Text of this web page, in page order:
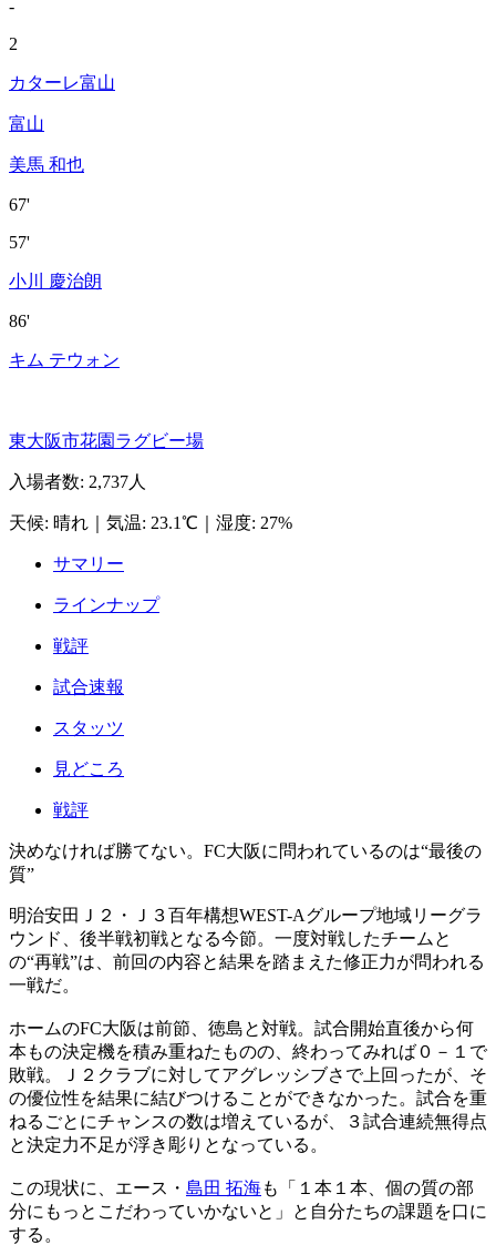
-
2
カターレ富山
富山
美馬 和也
67'
57'
小川 慶治朗
86'
キム テウォン
東大阪市花園ラグビー場
入場者数: 2,737人
天候: 晴れ 気温: 23.1℃ 湿度: 27%
サマリー
ラインナップ
戦評
試合速報
スタッツ
見どころ
戦評
決めなければ勝てない。FC大阪に問われているのは“最後の
質”
明治安田Ｊ２・Ｊ３百年構想WEST-Aグループ地域リーグラ
ウンド、後半戦初戦となる今節。一度対戦したチームと
の“再戦”は、前回の内容と結果を踏まえた修正力が問われる
一戦だ。
ホームのFC大阪は前節、徳島と対戦。試合開始直後から何
本もの決定機を積み重ねたものの、終わってみれば０－１で
敗戦。Ｊ２クラブに対してアグレッシブさで上回ったが、そ
の優位性を結果に結びつけることができなかった。試合を重
ねるごとにチャンスの数は増えているが、３試合連続無得点
と決定力不足が浮き彫りとなっている。
この現状に、エース・ 島田 拓海も「１本１本、個の質の部
分にもっとこだわっていかないと」と自分たちの課題を口に
する。